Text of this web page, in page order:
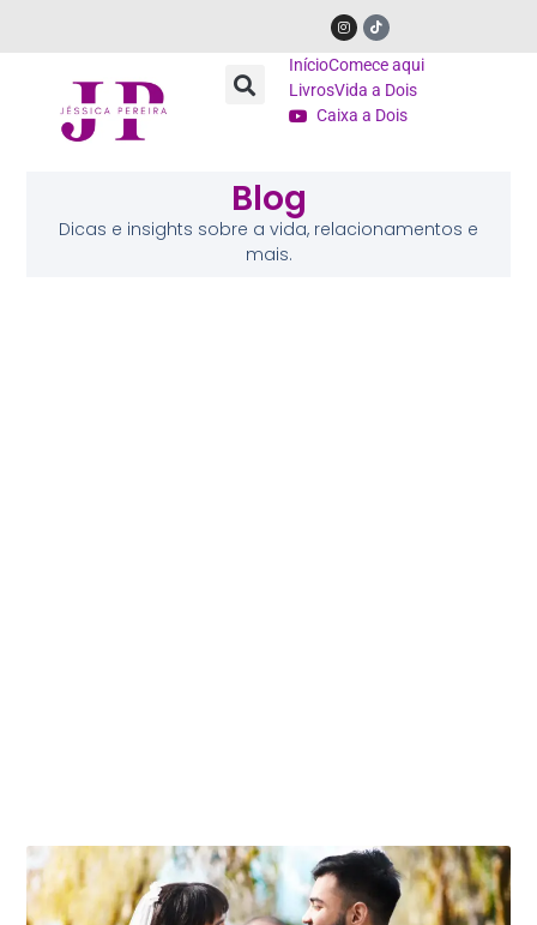
InícioComece aqui
LivrosVida a Dois
Caixa a Dois
Blog
Dicas e insights sobre a vida, relacionamentos e
mais.